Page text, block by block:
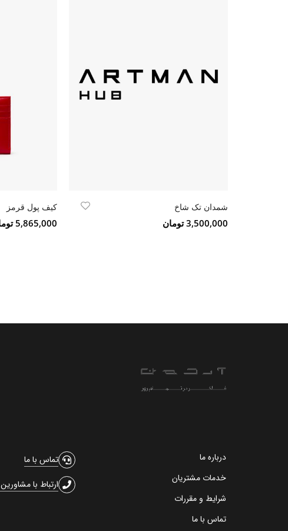
شمدان تک شاخ
3,500,000 تومان
کیف پول قرمز
5,865,000 تومان
درباره ما
خدمات مشتریان
شرایط و مقررات
تماس با ما
تماس با ما
ارتباط با مشاورین